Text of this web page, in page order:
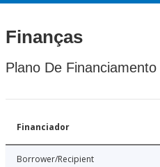
Finanças
Plano De
Financiador
Borrower/Recipient